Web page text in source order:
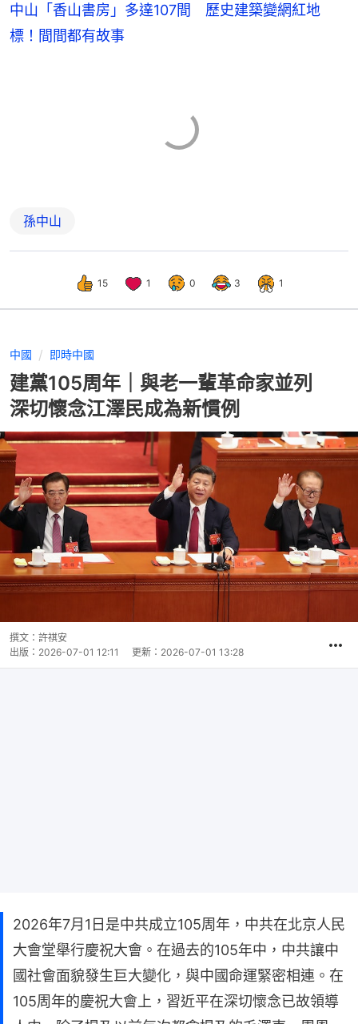
中山「香山書房」多達107間 歷史建築變網紅地
標！間間都有故事
孫中山
15 1 0 3 1
中國 即時中國
建黨105周年｜與老一輩革命家並列
深切懷念江澤民成為新慣例
撰文： 許祺安
出版： 2026-07-01 12:11 更新： 2026-07-01 13:28
2026年7月1日是中共成立105周年，中共在北京人民
大會堂舉行慶祝大會。在過去的105年中，中共讓中
國社會面貌發生巨大變化，與中國命運緊密相連。在
105周年的慶祝大會上，習近平在深切懷念已故領導